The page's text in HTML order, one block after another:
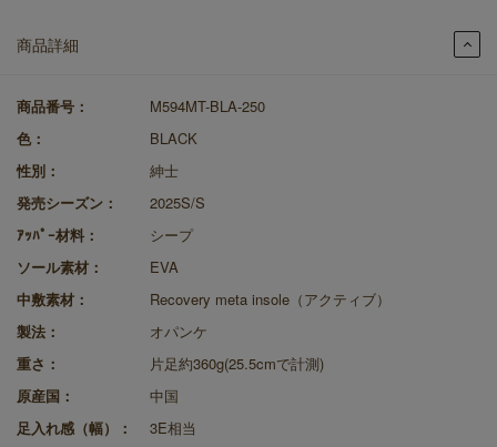
商品詳細
商品番号：
M594MT-BLA-250
色：
BLACK
性別：
紳士
発売シーズン：
2025S/S
ｱｯﾊﾟｰ材料：
シープ
ソール素材：
EVA
中敷素材：
Recovery meta insole（アクティブ）
製法：
オパンケ
重さ：
片足約360g(25.5cmで計測)
原産国：
中国
足入れ感（幅）：
3E相当